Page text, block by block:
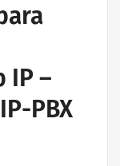
IP –
PBX